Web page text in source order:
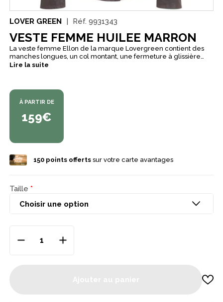
LOVER GREEN Réf. 9931343
VESTE FEMME HUILEE MARRON
La veste femme Ellon de la marque Lovergreen contient des
manches longues, un col montant, une fermeture à glissière
avec un rabat et des boutons, énormément de poches pour un
vos formes selon votre morphologie. La veste femme Ellon de
la marque Lovergreen est une veste idéal pour vous permettre
de rester au chaud lors de vos baaldes ou randonnées.
Lire la suite
À PARTIR DE
159€
150points offertssur votre carte avantages
Taille